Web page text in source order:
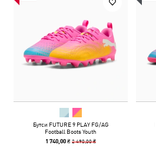
Бутси FUTURE 9 PLAY FG/AG
Football Boots Youth
1 740,00 ₴2 490,00 ₴